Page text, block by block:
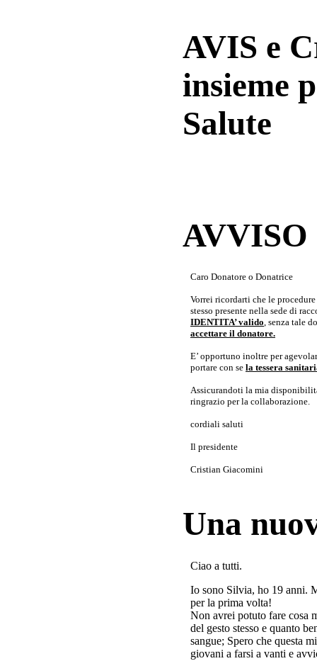
AVIS e
insieme
Salute
Caro Donatore o Donatrice
Vorrei ricordarti che le
stesso presente nella sede di
IDENTITA’ valido, senza tale
accettare il donatore.
E’ opportuno inoltre per
portare con se la tessera
Assicurandoti la mia
ringrazio per la collaborazione.
cordiali saluti
Il presidente
Cristian Giacomini
Una
Ciao a tutti.
Io sono Silvia, ho 19 anni.
per la prima volta!
Non avrei potuto fare cosa
del gesto stesso e quanto
sangue; Spero che questa
giovani a farsi a vanti e